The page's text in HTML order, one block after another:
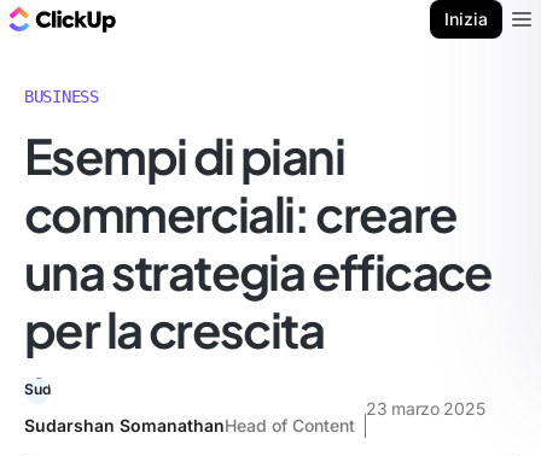
Inizia
BUSINESS
Esempi di piani
commerciali: creare
una strategia efficace
per la crescita
Sudarshan SomanathanHead of Content
23 marzo 2025